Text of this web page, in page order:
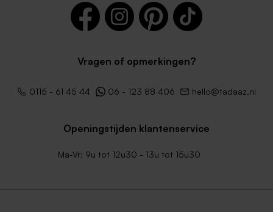
Lange kraft enveloppe
Lange donkerblauwe
Vragen of opmerkingen?
0115 - 61 45 44 06 - 123 88 406 hello@tadaaz.nl
Openingstijden klantenservice
Ma-Vr: 9u tot 12u30 - 13u tot 15u30